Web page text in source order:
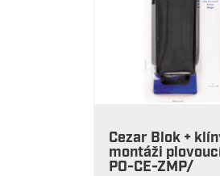
Cezar Blok +
montáži
PO-CE-ZMP/